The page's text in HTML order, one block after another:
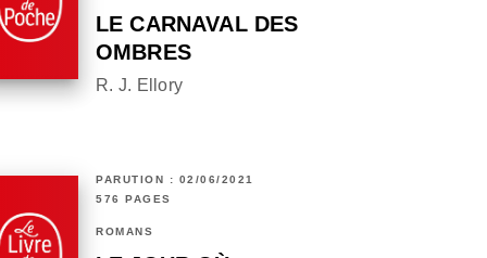
LE CARNAVAL DES
OMBRES
R. J. Ellory
PARUTION : 02/06/2021
576 PAGES
ROMANS